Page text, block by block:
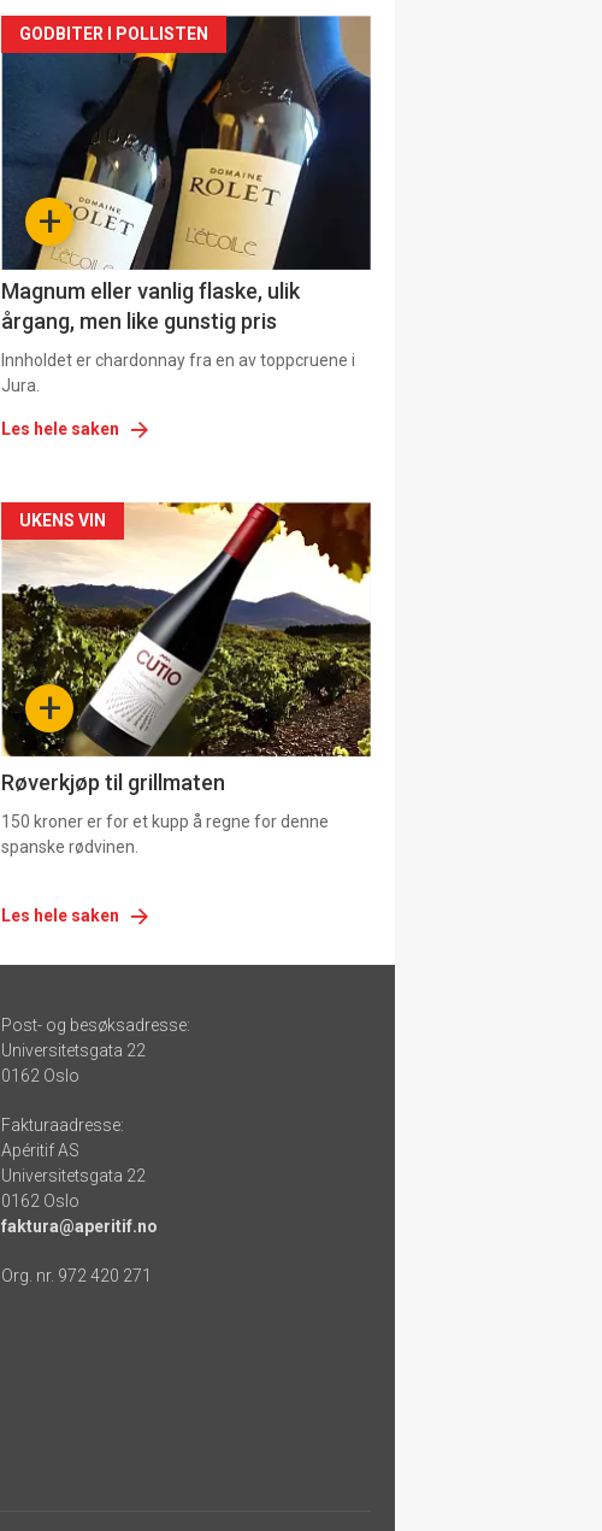
Forsiden
akkurat
nå
+
GODBITER I POLLISTEN
Magnum eller vanlig flaske, ulik
årgang, men like gunstig pris
Innholdet er chardonnay fra en av toppcruene i
Jura.
Les hele saken
Forsiden
akkurat
nå
-
6 +
UKENS VIN
Røverkjøp til grillmaten
150 kroner er for et kupp å regne for denne
spanske rødvinen.
Les hele saken
Post- og besøksadresse:
Universitetsgata 22
0162 Oslo
Fakturaadresse:
Apéritif AS
Universitetsgata 22
0162 Oslo
faktura@aperitif.no
Org. nr. 972 420 271